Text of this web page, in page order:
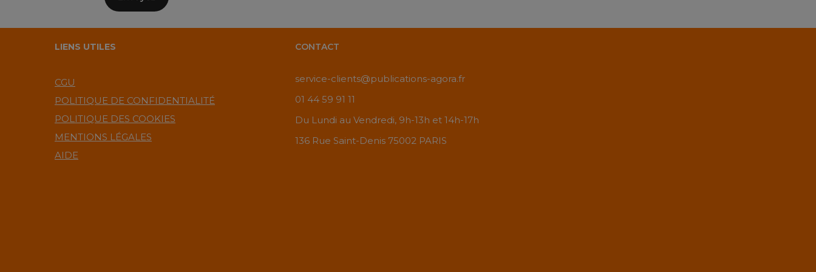
LIENS UTILES
CGU
POLITIQUE DE CONFIDENTIALITÉ
POLITIQUE DES COOKIES
MENTIONS LÉGALES
AIDE
CONTACT
service-clients@publications-agora.fr
01 44 59 91 11
Du Lundi au Vendredi, 9h-13h et 14h-17h
136 Rue Saint-Denis 75002 PARIS